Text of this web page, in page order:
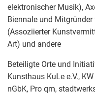
elektronischer Musik),
Biennale und
(Assoziierter
Art) und andere
Beteiligte Orte und
Kunsthaus KuLe e.V.,
nGbK, Pro qm,